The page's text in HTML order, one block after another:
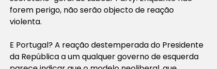
forem perigo, não serão objecto de reação
violenta.
E Portugal? A reação destemperada do Presidente
da República a um qualquer governo de esquerda